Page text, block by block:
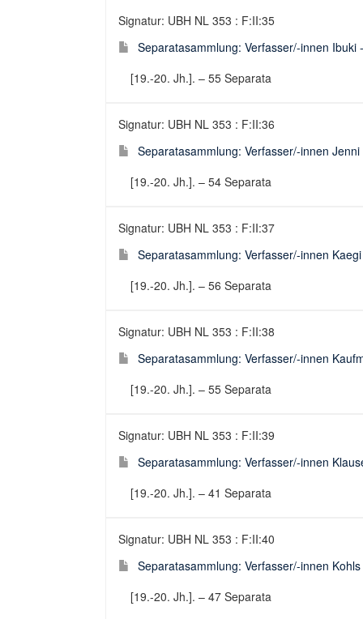
Signatur: UBH NL 353 : F:II:35
Separatasammlung: Verfasser/-innen Ibuki
[19.-20. Jh.]. – 55 Separata
Signatur: UBH NL 353 : F:II:36
Separatasammlung: Verfasser/-innen
[19.-20. Jh.]. – 54 Separata
Signatur: UBH NL 353 : F:II:37
Separatasammlung: Verfasser/-innen
[19.-20. Jh.]. – 56 Separata
Signatur: UBH NL 353 : F:II:38
Separatasammlung: Verfasser/-innen
[19.-20. Jh.]. – 55 Separata
Signatur: UBH NL 353 : F:II:39
Separatasammlung: Verfasser/-innen
[19.-20. Jh.]. – 41 Separata
Signatur: UBH NL 353 : F:II:40
Separatasammlung: Verfasser/-innen
[19.-20. Jh.]. – 47 Separata